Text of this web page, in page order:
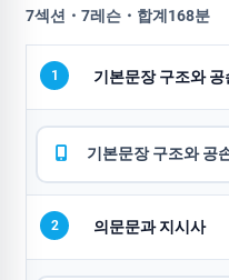
7섹션・7레슨・합계168분
1 기본문장 구조와 공
기본문장 구조와 공
2 의문문과 지시사